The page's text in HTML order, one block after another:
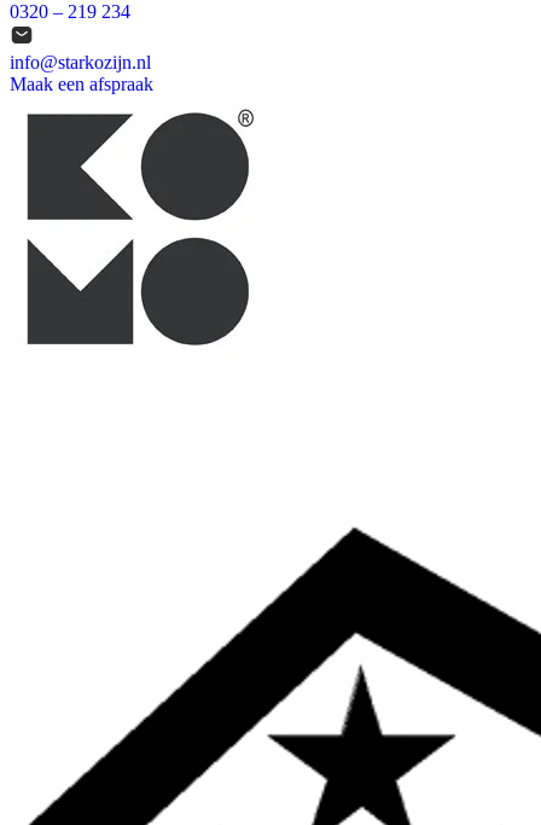
0320 – 219 234
info@starkozijn.nl
Maak een afspraak